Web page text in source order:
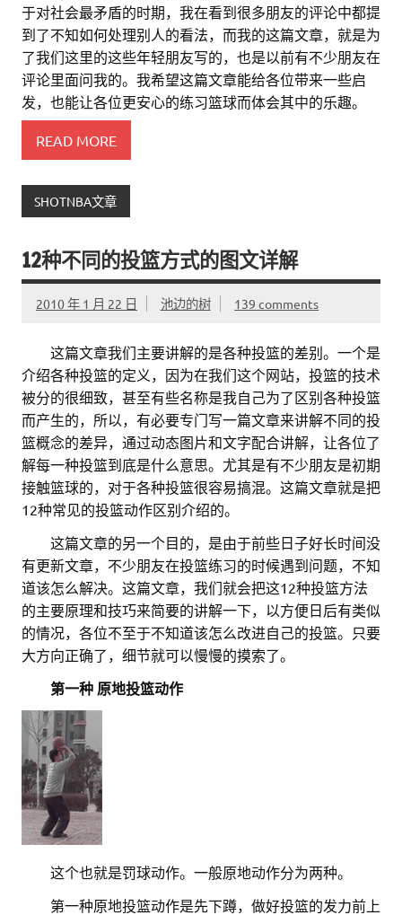
于对社会最矛盾的时期，我在看到很多朋友的评论中都提
到了不知如何处理别人的看法，而我的这篇文章，就是为
了我们这里的这些年轻朋友写的，也是以前有不少朋友在
评论里面问我的。我希望这篇文章能给各位带来一些启
发，也能让各位更安心的练习篮球而体会其中的乐趣。
READ MORE
SHOTNBA文章
12种不同的投篮方式的图文详解
2010 年 1 月 22 日 池边的树 139 comments
这篇文章我们主要讲解的是各种投篮的差别。一个是
介绍各种投篮的定义，因为在我们这个网站，投篮的技术
被分的很细致，甚至有些名称是我自己为了区别各种投篮
而产生的，所以，有必要专门写一篇文章来讲解不同的投
篮概念的差异，通过动态图片和文字配合讲解，让各位了
解每一种投篮到底是什么意思。尤其是有不少朋友是初期
接触篮球的，对于各种投篮很容易搞混。这篇文章就是把
12种常见的投篮动作区别介绍的。
这篇文章的另一个目的，是由于前些日子好长时间没
有更新文章，不少朋友在投篮练习的时候遇到问题，不知
道该怎么解决。这篇文章，我们就会把这12种投篮方法
的主要原理和技巧来简要的讲解一下，以方便日后有类似
的情况，各位不至于不知道该怎么改进自己的投篮。只要
大方向正确了，细节就可以慢慢的摸索了。
第一种 原地投篮动作
这个也就是罚球动作。一般原地动作分为两种。
第一种原地投篮动作是先下蹲，做好投篮的发力前上